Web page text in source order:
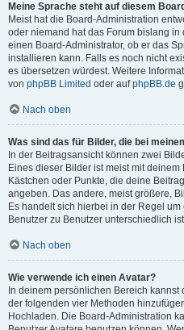
Meine Sprache steht auf diesem
Meist hat die Board-Administration
oder niemand hat das Forum bislang
einen Board-Administrator, ob er das
installieren kann. Falls es noch nicht
es übersetzen würdest. Weitere
von phpBB Limited oder aufphpBB.de
Nach oben
Was sind das für Bilder, die bei
In der Beitragsansicht können zwei
Eines dieser Bilder ist meist mit
Kästchen oder Punkte, die deine
angeben. Das andere, meist größere,
Es handelt sich hierbei in der Regel
Benutzer zu Benutzer unterschiedlich
Nach oben
Wie verwende ich einen Avatar?
In deinem persönlichen Bereich kannst
der folgenden vier Methoden
Hochladen. Die Board-Administration